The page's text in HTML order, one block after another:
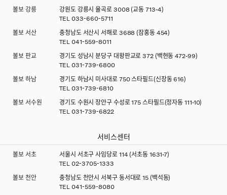
볼보 강릉
강원도 강릉시 율곡로 3008 (교동 713-4)
TEL 033-660-5711
볼보 서산
충청남도 서산시 서해로 3688 (잠홍동 454)
TEL 041-559-8011
볼보 판교
경기도 성남시 분당구 대왕판교로 372 (백현동 472-99)
TEL 031-739-6800
볼보 하남
경기도 하남시 미사대로 750 스타필드(신장동 616)
TEL 031-739-6810
볼보 서수원
경기도 수원시 장안구 수성로 175 스타필드(정자동 111-10)
TEL 031-739-6822
서비스센터
볼보 서초
서울시 서초구 사임당로 114 (서초동 1631-7)
TEL 02-3705-1333
볼보 천안
충청남도 천안시 서북구 동서대로 15 (백석동)
TEL 041-559-8080